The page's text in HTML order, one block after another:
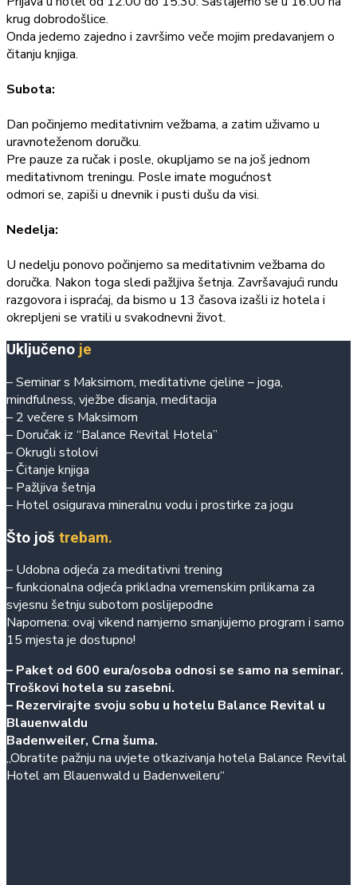
krug dobrodošlice.
Onda jedemo zajedno i završimo veče mojim predavanjem o
čitanju knjiga.
Subota:
Dan počinjemo meditativnim vežbama, a zatim uživamo u
uravnoteženom doručku.
Pre pauze za ručak i posle, okupljamo se na još jednom
meditativnom treningu. Posle imate mogućnost
odmori se, zapiši u dnevnik i pusti dušu da visi.
Nedelja:
U nedelju ponovo počinjemo sa meditativnim vežbama do
doručka. Nakon toga sledi pažljiva šetnja. Završavajući rundu
razgovora i ispraćaj, da bismo u 13 časova izašli iz hotela i
okrepljeni se vratili u svakodnevni život.
Uključeno je
– Seminar s Maksimom, meditativne cjeline – joga,
mindfulness, vježbe disanja, meditacija
– 2 večere s Maksimom
– Doručak iz “Balance Revital Hotela”
– Okrugli stolovi
– Čitanje knjiga
– Pažljiva šetnja
– Hotel osigurava mineralnu vodu i prostirke za jogu
Što još trebam.
– Udobna odjeća za meditativni trening
– funkcionalna odjeća prikladna vremenskim prilikama za
svjesnu šetnju subotom poslijepodne
Napomena: ovaj vikend namjerno smanjujemo program i samo
15 mjesta je dostupno!
– Paket od 600 eura/osoba odnosi se samo na seminar.
Troškovi hotela su zasebni.
– Rezervirajte svoju sobu u hotelu Balance Revital u
Blauenwaldu
Badenweiler, Crna šuma.
„Obratite pažnju na uvjete otkazivanja hotela Balance Revital
Hotel am Blauenwald u Badenweileru“